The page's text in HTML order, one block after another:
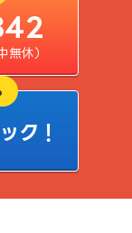
休）
ク！